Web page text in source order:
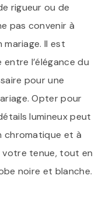
rigueur ou de
pas convenir à
mariage. Il est
l’élégance du
pour une
Opter pour
lumineux peut
chromatique et à
tenue, tout en
noire et blanche.